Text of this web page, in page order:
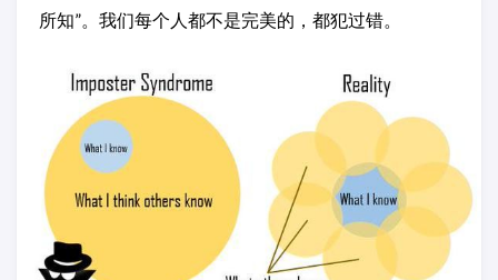
所知”。我们每个人都不是完美的，都犯过错。